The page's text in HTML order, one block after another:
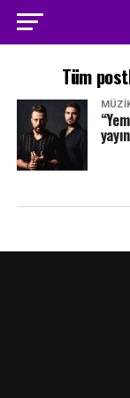
Tüm